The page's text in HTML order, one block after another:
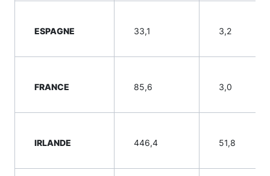
ESPAGNE 33,1 3,2
FRANCE 85,6 3,0
IRLANDE 446,4 51,8